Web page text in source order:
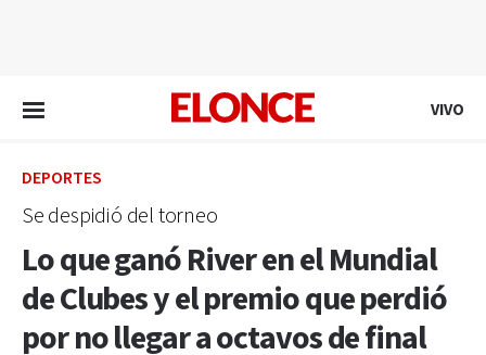
VIVO
DEPORTES
Se despidió del torneo
Lo que ganó River en el Mundial
de Clubes y el premio que perdió
por no llegar a octavos de final